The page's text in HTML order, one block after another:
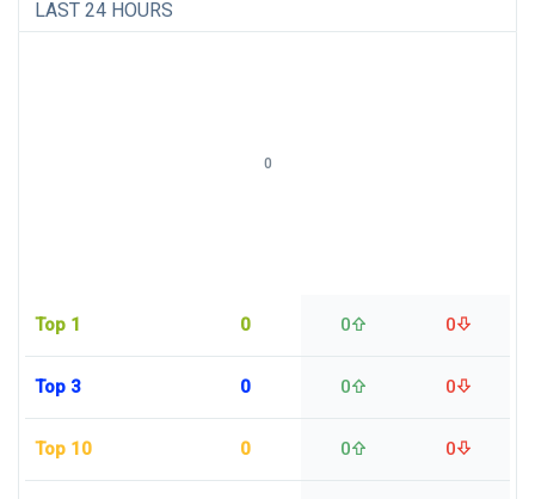
LAST 24 HOURS
Top 1 0 0 0
Top 3 0 0 0
Top 10 0 0 0
0